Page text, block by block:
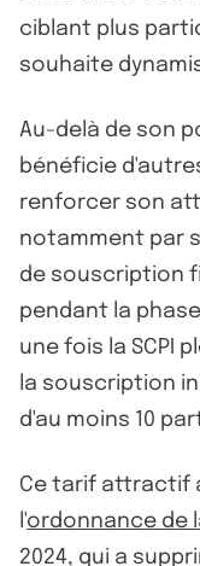
ciblant plus
souhaite
Au-delà de son
bénéficie
renforcer son
notamment par
de souscription
pendant la
une fois la SCPI
la souscription
d'au moins 10
Ce tarif attractif
l'ordonnance de
2024, qui a